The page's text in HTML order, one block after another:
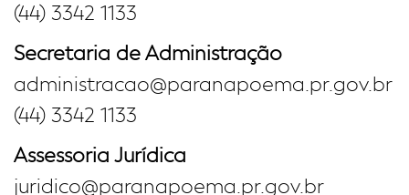
(44) 3342 1133
Secretaria de Administração
administracao@paranapoema.pr.gov.br
(44) 3342 1133
Assessoria Jurídica
juridico@paranapoema.pr.gov.br